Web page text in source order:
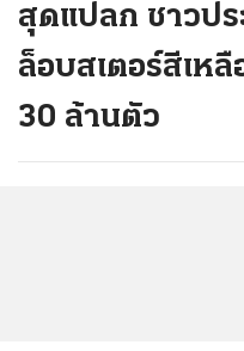
สุดแปลก ชาวป
ล็อบสเตอร์สีเหลื
30 ล้านตัว